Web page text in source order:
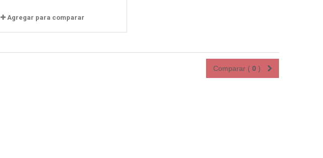
Agregar para comparar
Comparar ( 0 )